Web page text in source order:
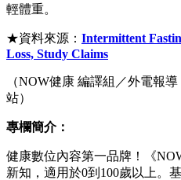
輕體重。
★資料來源： Intermittent
Loss, Study Claims
（NOW健康 編譯組／外電報
站）
專欄簡介：
健康數位內容第一品牌！《
新知，適用於0到100歲以上。